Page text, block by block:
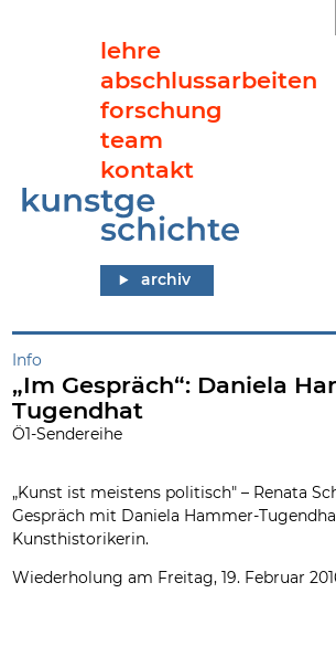
lehre
abschlussarbeiten
forschung
team
kontakt
„Im Gespräch“: Daniela Hammer-
Info
„Im Gespräch“: Daniela
Tugendhat
Ö1-Sendereihe
„Kunst ist meistens politisch" – Renata
Gespräch mit Daniela Hammer-
Kunsthistorikerin.
Wiederholung am Freitag, 19. Februar
archiv